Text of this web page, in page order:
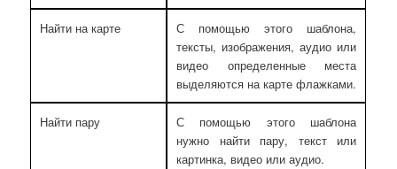
Найти на карте
С помощью этого шаблона,
тексты, изображения, аудио или
видео определенные места
выделяются на карте флажками.
Найти пару
С помощью этого шаблона
нужно найти пару, текст или
картинка, видео или аудио.